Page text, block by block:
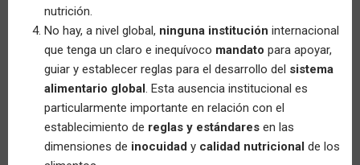
nutrición.
No hay, a nivel global, ninguna institución internacional
que tenga un claro e inequívoco mandato para apoyar,
guiar y establecer reglas para el desarrollo del sistema
alimentario global. Esta ausencia institucional es
particularmente importante en relación con el
establecimiento de reglas y estándares en las
dimensiones de inocuidad y calidad nutricional de los